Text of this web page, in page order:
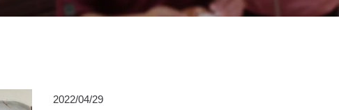
徹底した滅菌
備
療 ワンランク上の入れ歯
板ム
グ
シピ
ーナー 2022/04/29